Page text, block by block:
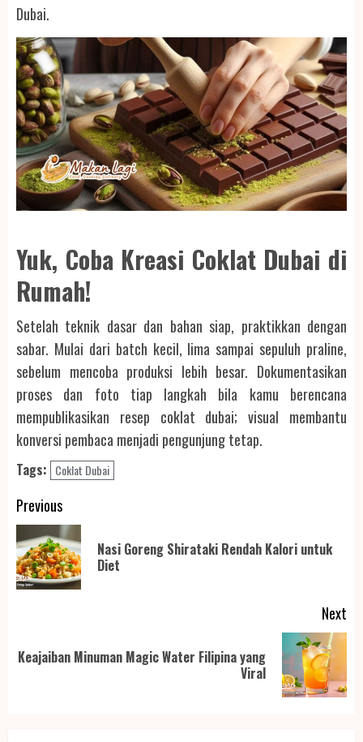
Dubai.
Yuk, Coba Kreasi Coklat Dubai di
Rumah!
Setelah teknik dasar dan bahan siap, praktikkan dengan
sabar. Mulai dari batch kecil, lima sampai sepuluh praline,
sebelum mencoba produksi lebih besar. Dokumentasikan
proses dan foto tiap langkah bila kamu berencana
mempublikasikan resep coklat dubai; visual membantu
konversi pembaca menjadi pengunjung tetap.
Tags: Coklat Dubai
Post
navigation
Previous
Nasi Goreng Shirataki Rendah Kalori untuk
Diet
Next
Next
Keajaiban Minuman Magic Water Filipina yang
Viral